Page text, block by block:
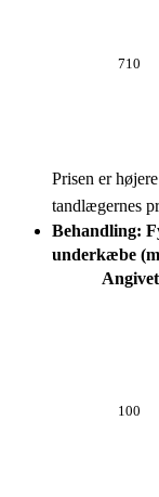
710
Prisen er
tandlægernes
Behandling:
underkæbe
100